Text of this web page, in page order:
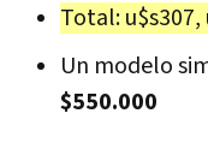
Total:
Un modelo
$550.000